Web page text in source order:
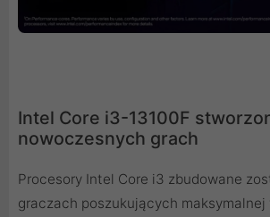
Intel Core i3-13100F
nowoczesnych grach
Procesory Intel Core i3 zbudowane
graczach poszukujących